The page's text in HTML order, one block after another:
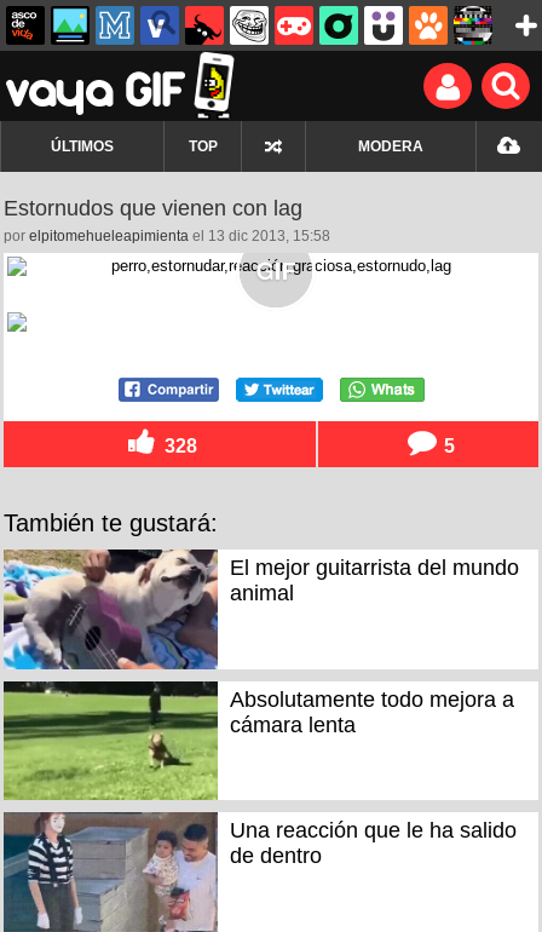
ÚLTIMOS TOP MODERA
Estornudos que vienen con lag
por elpitomehueleapimienta el 13 dic 2013, 15:58
328 5
También te gustará:
El mejor guitarrista del mundo
animal
Absolutamente todo mejora a
cámara lenta
Una reacción que le ha salido
de dentro